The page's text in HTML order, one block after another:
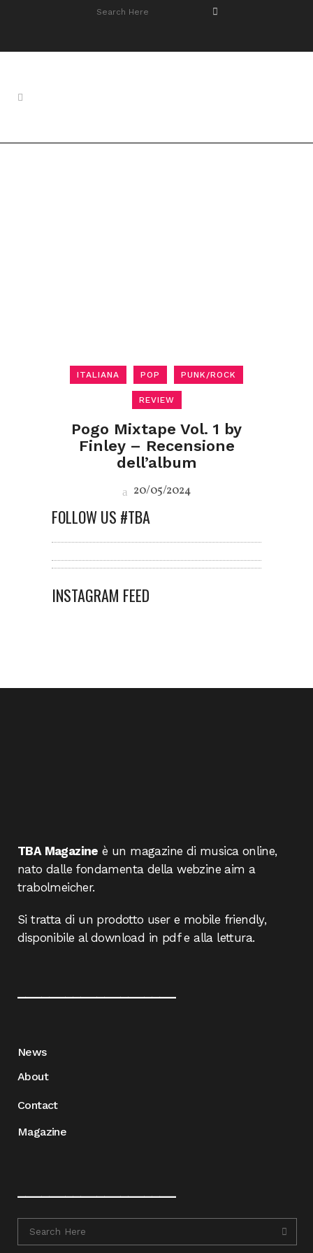
ITALIANA POP PUNK/ROCK
REVIEW
Pogo Mixtape Vol. 1 by
Finley – Recensione
dell’album
20/05/2024
FOLLOW US #TBA
INSTAGRAM FEED
TBA Magazine è un magazine di musica online,
nato dalle fondamenta della webzine aim a
trabolmeicher.
Si tratta di un prodotto user e mobile friendly,
disponibile al download in pdf e alla lettura.
News
About
Contact
Magazine